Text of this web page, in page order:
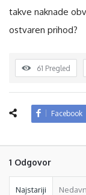
takve naknade
ostvaren prihod?
61 Pregled
Facebook
1 Odgovor
Najstariji